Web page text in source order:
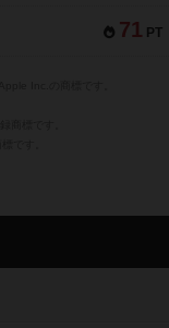
71 PT